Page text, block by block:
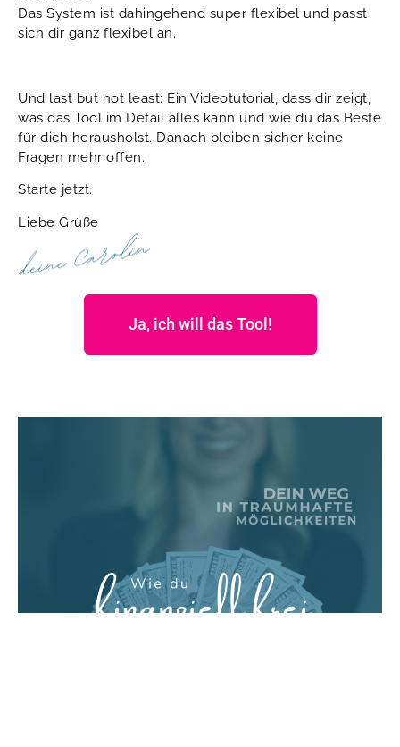
Das System ist dahingehend super flexibel und passt
sich dir ganz flexibel an.
Und last but not least: Ein Videotutorial, dass dir zeigt,
was das Tool im Detail alles kann und wie du das Beste
für dich herausholst. Danach bleiben sicher keine
Fragen mehr offen.
Starte jetzt.
Liebe Grüße
Ja, ich will das Tool!